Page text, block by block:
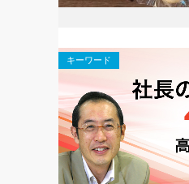
キーワード